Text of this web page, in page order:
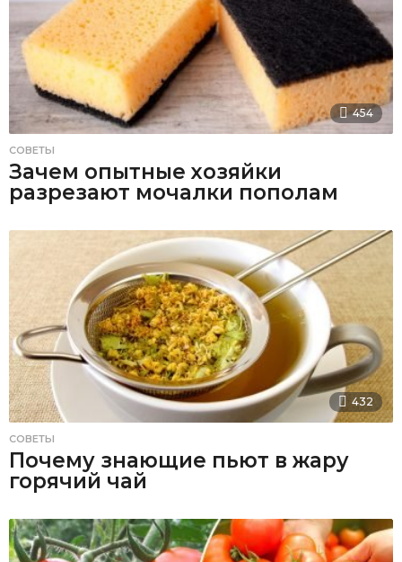
454
СОВЕТЫ
Зачем опытные хозяйки
разрезают мочалки пополам
432
СОВЕТЫ
Почему знающие пьют в жару
горячий чай